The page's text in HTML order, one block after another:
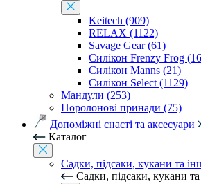
Keitech (909)
RELAX (1122)
Savage Gear (61)
Силікон Frenzy Frog
Силікон Manns (21)
Силікон Select (1129)
Мандули (253)
Поролонові принади (75)
Допоміжні снасті та аксесуари
Каталог
Садки, підсаки, кукани та
Садки, підсаки, кукани